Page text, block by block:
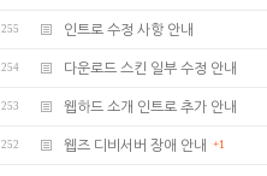
255 인트로 수정 사항 안내
254 다운로드 스킨 일부 수정 안내
253 웹하드 소개 인트로 추가 안내
252 웹즈 디비서버 장애 안내 +1